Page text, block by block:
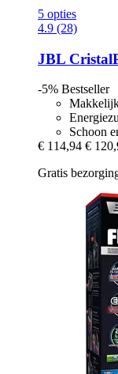
5 opties
4.9 (28)
JBL
-5% Bestseller
Schoon
€ 114,94 €
Gratis